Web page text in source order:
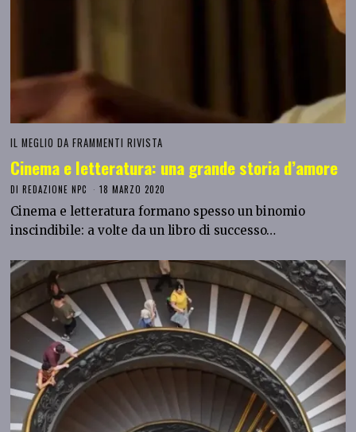
IL MEGLIO DA FRAMMENTI RIVISTA
Cinema e letteratura: una grande storia d’amore
DIREDAZIONE NPC 18 MARZO 2020
Cinema e letteratura formano spesso un binomio
inscindibile: a volte da un libro di successo…